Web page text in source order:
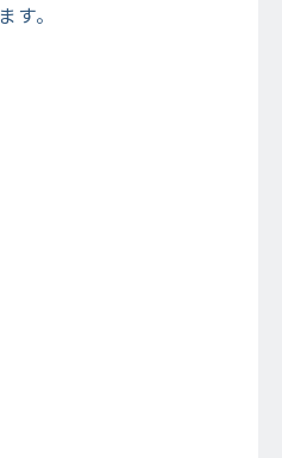
す。